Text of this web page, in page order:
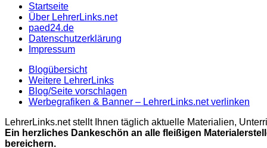
Startseite
Über LehrerLinks.net
paed24.de
Datenschutzerklärung
Impressum
Blogübersicht
Weitere LehrerLinks
Blog/Seite vorschlagen
Werbegrafiken & Banner – LehrerLinks.net verlinken
LehrerLinks.net stellt Ihnen täglich aktuelle Materialien,
Ein herzliches Dankeschön an alle fleißigen
bereichern.